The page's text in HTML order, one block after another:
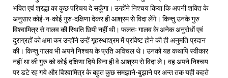
भक्ति एवं श्रद्धा का कुछ परिचय दे सकूँगा। उन्होंने निश्चय किया कि अपनी शक्ति के
अनुसार कोई-न-कोई गुरु-दक्षिणा देकर ही आश्रम से विदा लेंगे। किन्तु उनके गुरु
विश्वामित्र से गालव की स्थिति छिपी नहीं थी। फलतः गालव के अनेक अनुरोधों एवं
दुराग्रहों को क्षमा कर उन्होंने उन्हें गृहस्थाश्रम में प्रविष्ट होने की ही अनुमति प्रदान
की। किन्तु गालव भी अपने निश्चय के प्रति अविचल थे। उनको यह कथापि स्वीकार
नहीं था की गुरु को कोई दक्षिणा दिये बिना ही वे आश्रम से विदा ले। वह अपने निश्चय
पर डटे रह गये और विश्वामित्र के बहुत कुछ समझाने-बुझाने पर अन्त तक यही कहते